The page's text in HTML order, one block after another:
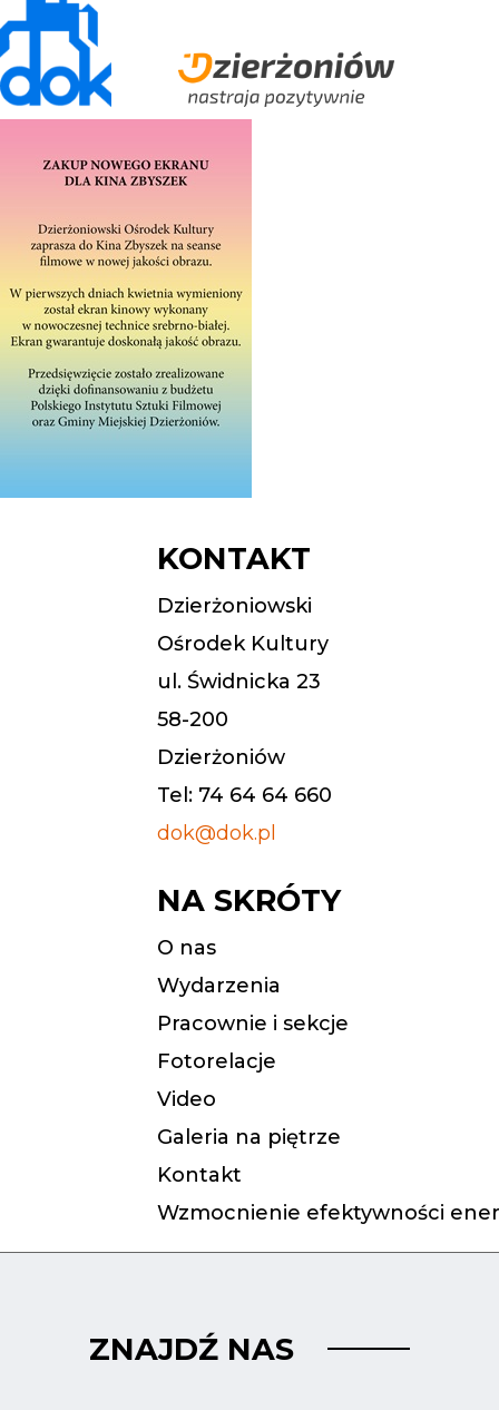
KONTAKT
Dzierżoniowski
Ośrodek Kultury
ul. Świdnicka 23
58-200
Dzierżoniów
Tel: 74 64 64 660
dok@dok.pl
NA SKRÓTY
O nas
Wydarzenia
Pracownie i sekcje
Fotorelacje
Video
Galeria na piętrze
Kontakt
Wzmocnienie efektywności
ZNAJDŹ NAS